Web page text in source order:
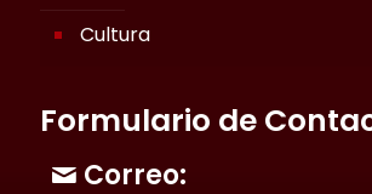
Cultura
Formulario de
Correo: